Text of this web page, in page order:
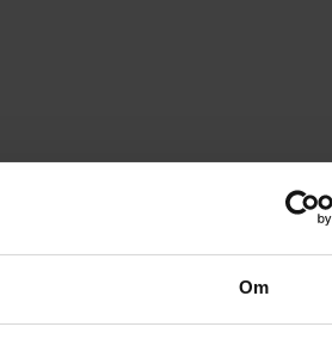
Om